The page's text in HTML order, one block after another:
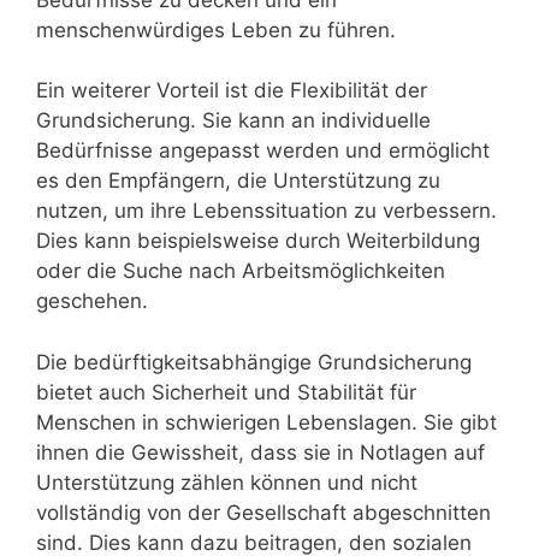
menschenwürdiges Leben zu führen.
Ein weiterer Vorteil ist die Flexibilität der
Grundsicherung. Sie kann an individuelle
Bedürfnisse angepasst werden und ermöglicht
es den Empfängern, die Unterstützung zu
nutzen, um ihre Lebenssituation zu verbessern.
Dies kann beispielsweise durch Weiterbildung
oder die Suche nach Arbeitsmöglichkeiten
geschehen.
Die bedürftigkeitsabhängige Grundsicherung
bietet auch Sicherheit und Stabilität für
Menschen in schwierigen Lebenslagen. Sie gibt
ihnen die Gewissheit, dass sie in Notlagen auf
Unterstützung zählen können und nicht
vollständig von der Gesellschaft abgeschnitten
sind. Dies kann dazu beitragen, den sozialen